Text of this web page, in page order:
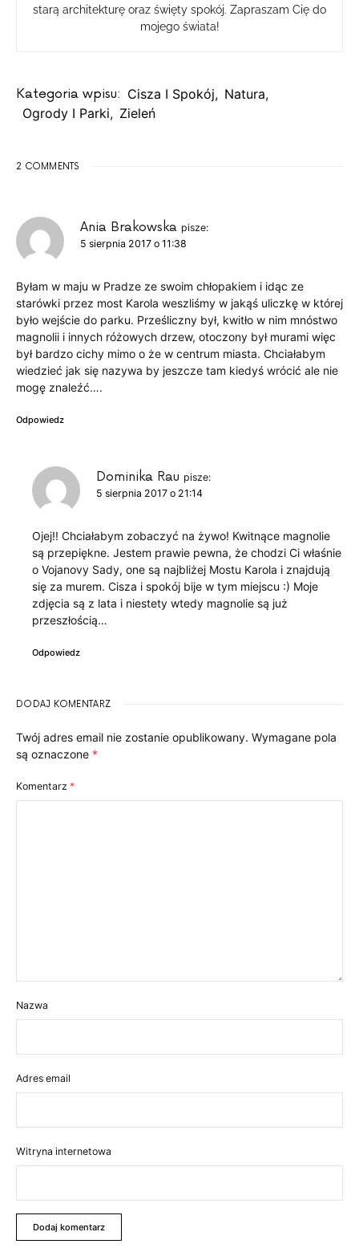
starą architekturę oraz święty spokój. Zapraszam Cię do
mojego świata!
Kategoria wpisu: Cisza I Spokój, Natura,
Ogrody I Parki, Zieleń
2 COMMENTS
Ania Brakowska pisze:
5 sierpnia 2017 o 11:38
Byłam w maju w Pradze ze swoim chłopakiem i idąc ze
starówki przez most Karola weszliśmy w jakąś uliczkę w której
było wejście do parku. Prześliczny był, kwitło w nim mnóstwo
magnolii i innych różowych drzew, otoczony był murami więc
był bardzo cichy mimo o że w centrum miasta. Chciałabym
wiedzieć jak się nazywa by jeszcze tam kiedyś wrócić ale nie
mogę znaleźć….
Odpowiedz
Dominika Rau pisze:
5 sierpnia 2017 o 21:14
Ojej!! Chciałabym zobaczyć na żywo! Kwitnące magnolie
są przepiękne. Jestem prawie pewna, że chodzi Ci właśnie
o Vojanovy Sady, one są najbliżej Mostu Karola i znajdują
się za murem. Cisza i spokój bije w tym miejscu :) Moje
zdjęcia są z lata i niestety wtedy magnolie są już
przeszłością…
Odpowiedz
DODAJ KOMENTARZ
Twój adres email nie zostanie opublikowany. Wymagane pola
są oznaczone *
Komentarz *
Nazwa
Adres email
Witryna internetowa